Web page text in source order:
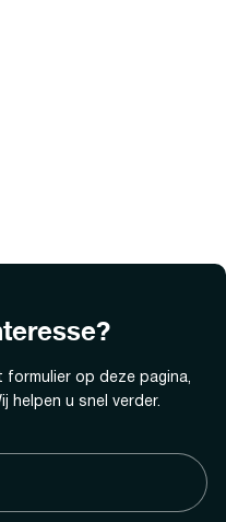
op deze pagina,
helpen u snel verder.